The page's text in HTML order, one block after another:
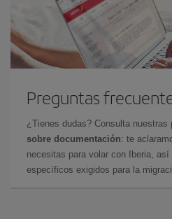
Preguntas
¿Tienes dudas? Consulta nuestras
sobre documentación: te
necesitas para volar con Iberia,
específicos exigidos para la